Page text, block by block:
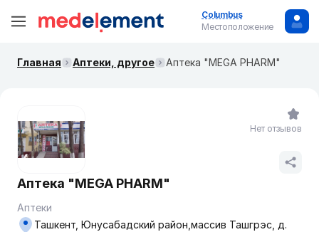
Columbus
Местоположение
Главная Аптеки, другое Аптека "MEGA PHARM"
Аптека "MEGA PHARM"
Аптеки
Ташкент, Юнусабадский район,массив Ташгрэс, д.
Нет отзывов